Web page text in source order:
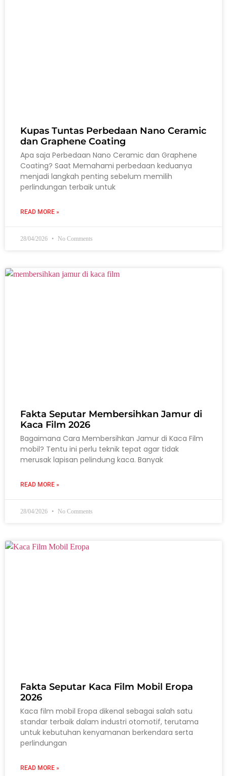
Kupas Tuntas Perbedaan Nano Ceramic
dan Graphene Coating
Apa saja Perbedaan Nano Ceramic dan Graphene
Coating? Saat Memahami perbedaan keduanya
menjadi langkah penting sebelum memilih
perlindungan terbaik untuk
READ MORE »
28/04/2026 No Comments
Fakta Seputar Membersihkan Jamur di
Kaca Film 2026
Bagaimana Cara Membersihkan Jamur di Kaca Film
mobil? Tentu ini perlu teknik tepat agar tidak
merusak lapisan pelindung kaca. Banyak
READ MORE »
28/04/2026 No Comments
Fakta Seputar Kaca Film Mobil Eropa
2026
Kaca film mobil Eropa dikenal sebagai salah satu
standar terbaik dalam industri otomotif, terutama
untuk kebutuhan kenyamanan berkendara serta
perlindungan
READ MORE »